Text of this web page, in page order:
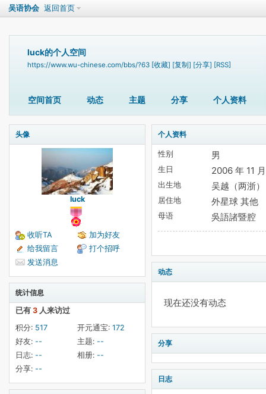
吴语协会 返回首页
luck的个人空间
https://www.wu-chinese.com/bbs/?63 [收藏] [复制] [分享] [RSS]
空间首页 动态 主题 分享 个人资料
头像
luck
收听TA
加为好友
给我留言
打个招呼
发送消息
统计信息
已有 3 人来访过
积分: 517 开元通宝: 172
好友: -- 主题: --
日志: -- 相册: --
分享: --
个人资料
性别 男
生日 2006 年 11
出生地 吴越（两浙
居住地 外星球 其他
母语 吳語諸暨腔
动态
现在还没有动态
分享
日志